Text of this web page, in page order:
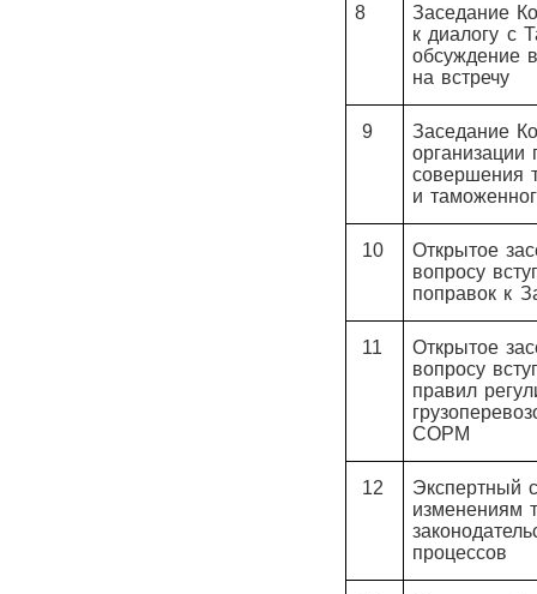
8
Заседание
к диалогу с
обсуждение
на встречу
9
Заседание
организации
совершения
и
10
Открытое
вопросу
поправок к
11
Открытое
вопросу
правил
СОРМ
12
Экспертный
изменениям
процессов